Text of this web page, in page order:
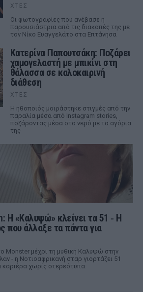
ΧΤΕΣ
Οι φωτογραφίες που ανέβασε η
παρουσιάστρια από τις διακοπές της με
τον Νίκο Ευαγγελάτο στα Επτάνησα
Κατερίνα Παπουτσάκη: Ποζάρει
χαμογελαστή με μπικίνι στη
θάλασσα σε καλοκαιρινή
διάθεση
ΧΤΕΣ
Η ηθοποιός μοιράστηκε στιγμές από την
παραλία μέσα από Instagram stories,
ποζάροντας μέσα στο νερό με τα αγόρια
της
Η «Καλυψώ» κλείνει τα 51 ‑ H
που άλλαξε τα πάντα για
Monster μέχρι τη μυθική Καλυψώ στην
- η Νοτιοαφρικανή σταρ γιορτάζει 51
καριέρα χωρίς στερεότυπα.